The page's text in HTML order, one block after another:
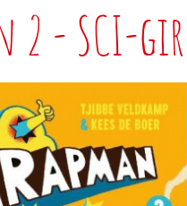
2 - SCI-